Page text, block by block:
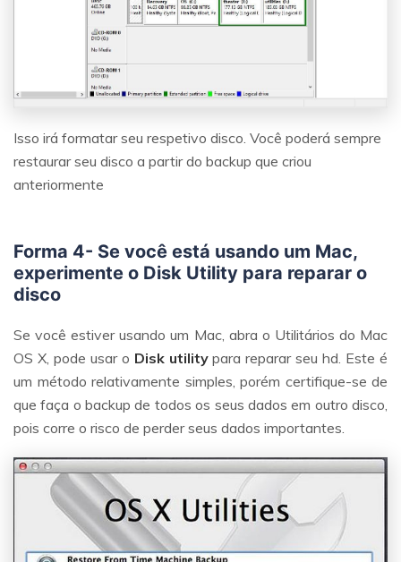
Isso irá formatar seu respetivo disco. Você poderá sempre
restaurar seu disco a partir do backup que criou
anteriormente
Forma 4- Se você está usando um Mac,
experimente o Disk Utility para reparar o
disco
Se você estiver usando um Mac, abra o Utilitários do Mac
OS X, pode usar o Disk utilitypara reparar seu hd. Este é
um método relativamente simples, porém certifique-se de
que faça o backup de todos os seus dados em outro disco,
pois corre o risco de perder seus dados importantes.